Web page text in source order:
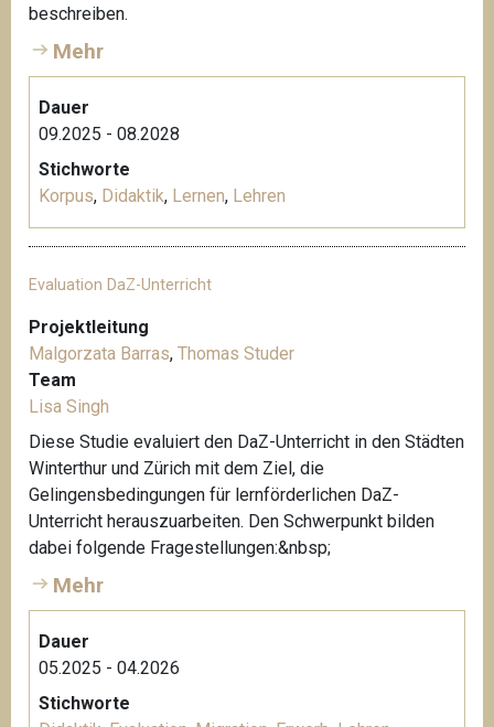
beschreiben.
Mehr
Dauer
09.2025 - 08.2028
Stichworte
Korpus, Didaktik, Lernen, Lehren
Evaluation DaZ-Unterricht
Projektleitung
Malgorzata Barras, Thomas Studer
Team
Lisa Singh
Diese Studie evaluiert den DaZ-Unterricht in den Städten
Winterthur und Zürich mit dem Ziel, die
Gelingensbedingungen für lernförderlichen DaZ-
Unterricht herauszuarbeiten. Den Schwerpunkt bilden
dabei folgende Fragestellungen:&nbsp;
Mehr
Dauer
05.2025 - 04.2026
Stichworte